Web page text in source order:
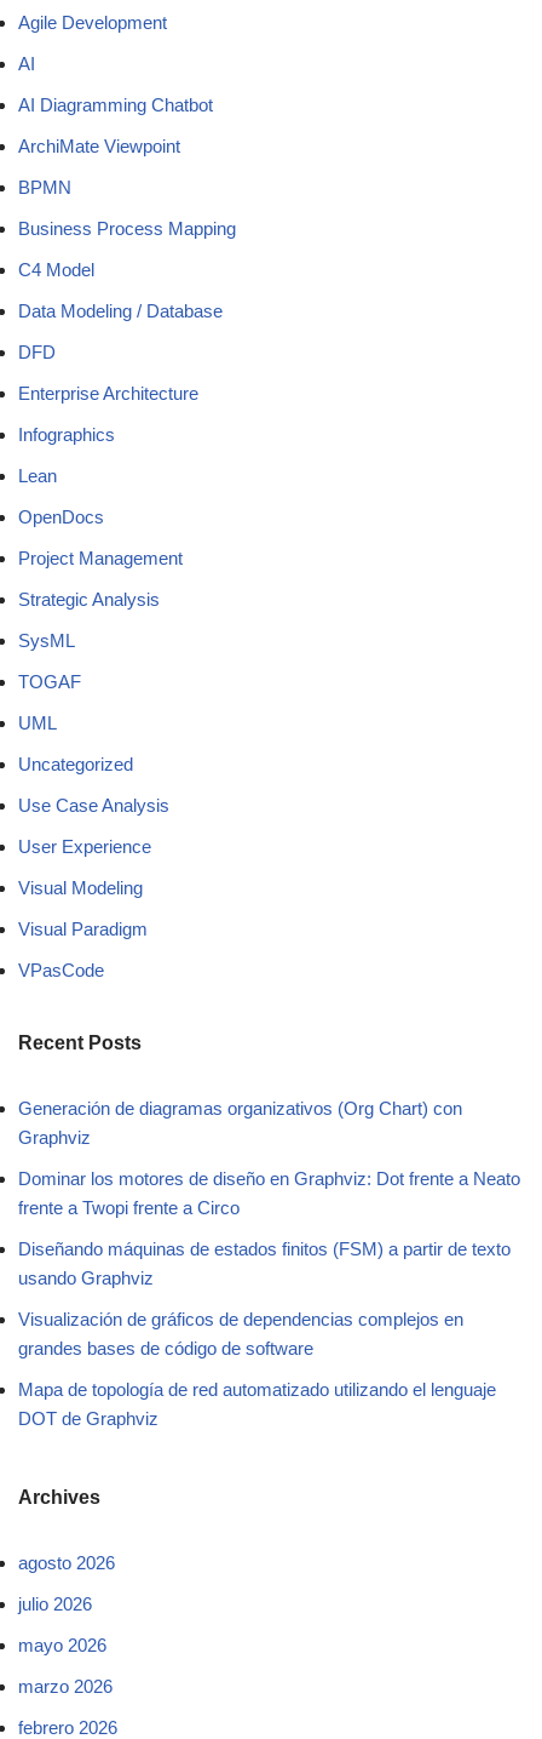
Agile Development
AI
AI Diagramming Chatbot
ArchiMate Viewpoint
BPMN
Business Process Mapping
C4 Model
Data Modeling / Database
DFD
Enterprise Architecture
Infographics
Lean
OpenDocs
Project Management
Strategic Analysis
SysML
TOGAF
UML
Uncategorized
Use Case Analysis
User Experience
Visual Modeling
Visual Paradigm
VPasCode
Recent Posts
Generación de diagramas organizativos (Org Chart) con
Graphviz
Dominar los motores de diseño en Graphviz: Dot frente a Neato
frente a Twopi frente a Circo
Diseñando máquinas de estados finitos (FSM) a partir de texto
usando Graphviz
Visualización de gráficos de dependencias complejos en
grandes bases de código de software
Mapa de topología de red automatizado utilizando el lenguaje
DOT de Graphviz
Archives
agosto 2026
julio 2026
mayo 2026
marzo 2026
febrero 2026